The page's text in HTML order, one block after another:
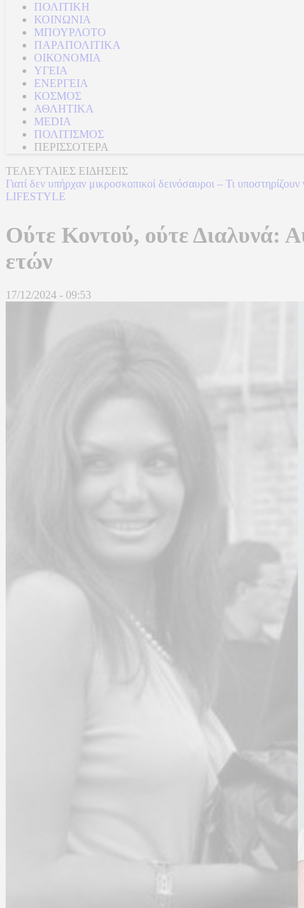
ΠΟΛΙΤΙΚΗ
ΚΟΙΝΩΝΙΑ
ΜΠΟΥΡΛΟΤΟ
ΠΑΡΑΠΟΛΙΤΙΚΑ
ΟΙΚΟΝΟΜΙΑ
ΥΓΕΙΑ
ΕΝΕΡΓΕΙΑ
ΚΟΣΜΟΣ
ΑΘΛΗΤΙΚΑ
MEDIA
ΠΟΛΙΤΙΣΜΟΣ
ΠΕΡΙΣΣΟΤΕΡΑ
ΤΕΛΕΥΤΑΙΕΣ ΕΙΔΗΣΕΙΣ
Γιατί δεν υπήρχαν μικροσκοπικοί δεινόσαυροι – Τι υποστηρίζουν
LIFESTYLE
Ούτε Κοντού, ούτε Διαλυνά:
ετών
17/12/2024 - 09:53